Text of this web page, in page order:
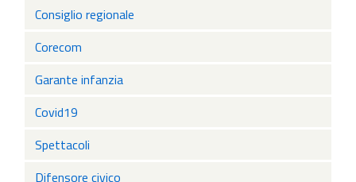
Consiglio regionale
Corecom
Garante infanzia
Covid19
Spettacoli
Difensore civico